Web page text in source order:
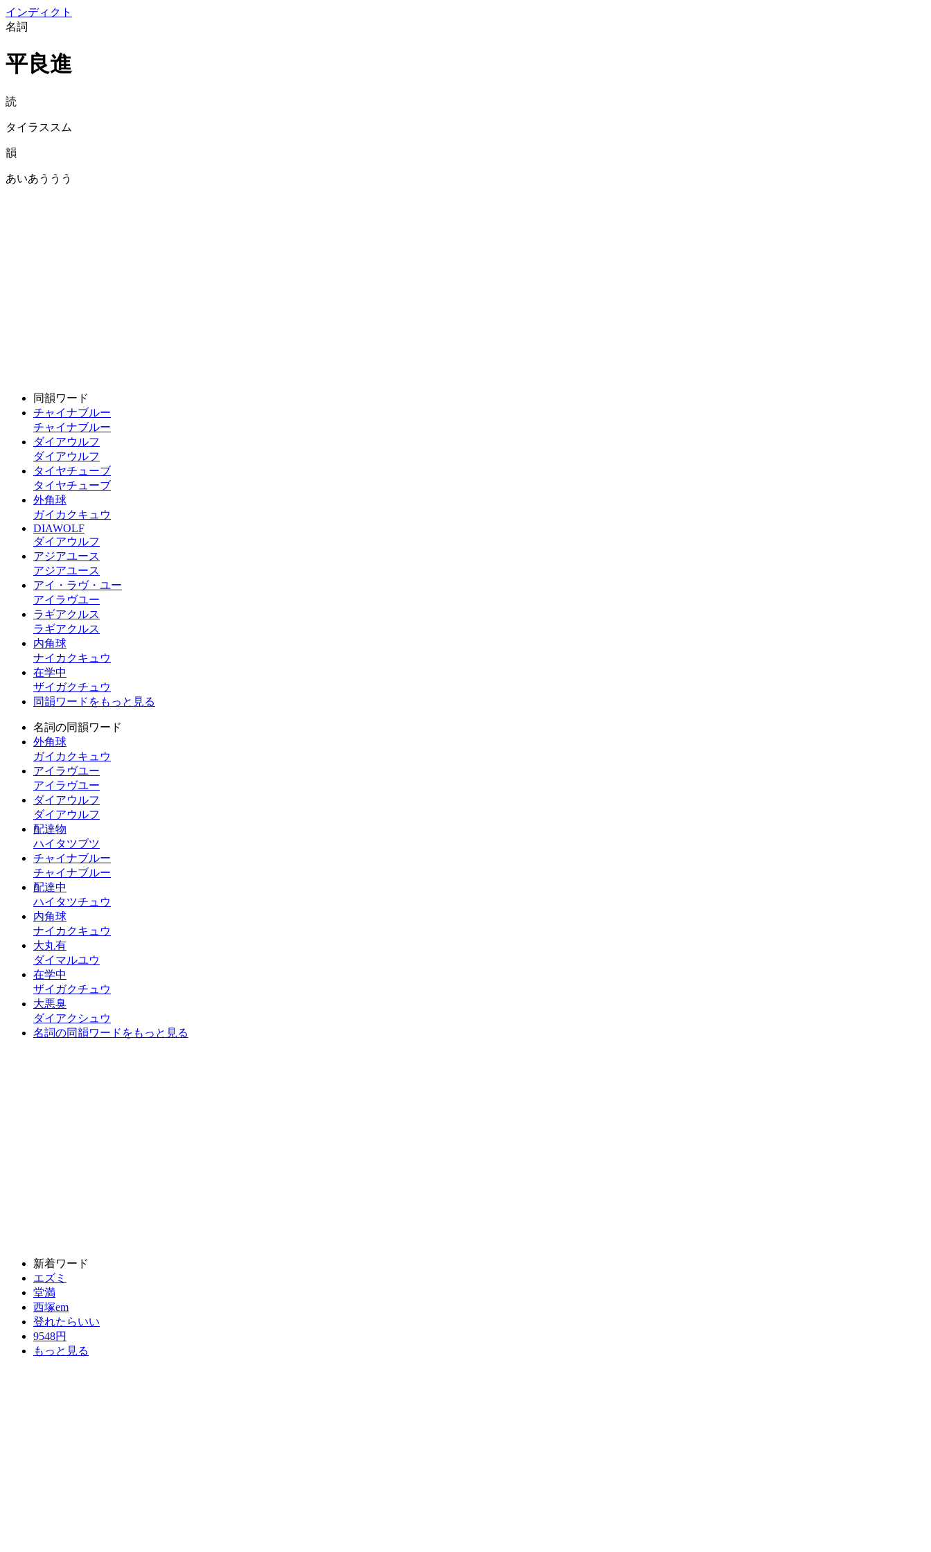
インディクト
名詞
平良進
読
タイラススム
韻
あいあううう
同韻ワード
チャイナブルー
チャイナブルー
ダイアウルフ
ダイアウルフ
タイヤチューブ
タイヤチューブ
外角球
ガイカクキュウ
DIAWOLF
ダイアウルフ
アジアユース
アジアユース
アイ・ラヴ・ユー
アイラヴユー
ラギアクルス
ラギアクルス
内角球
ナイカクキュウ
在学中
ザイガクチュウ
同韻ワードをもっと見る
名詞の同韻ワード
外角球
ガイカクキュウ
アイラヴユー
アイラヴユー
ダイアウルフ
ダイアウルフ
配達物
ハイタツブツ
チャイナブルー
チャイナブルー
配達中
ハイタツチュウ
内角球
ナイカクキュウ
大丸有
ダイマルユウ
在学中
ザイガクチュウ
大悪臭
ダイアクシュウ
名詞の同韻ワードをもっと見る
新着ワード
エズミ
堂満
西塚em
登れたらいい
9548円
もっと見る